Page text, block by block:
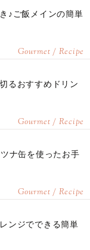
♪ご飯メインの簡単
Gourmet / Recipe
るおすすめドリン
Gourmet / Recipe
ナ缶を使ったお手
Gourmet / Recipe
ンジでできる簡単